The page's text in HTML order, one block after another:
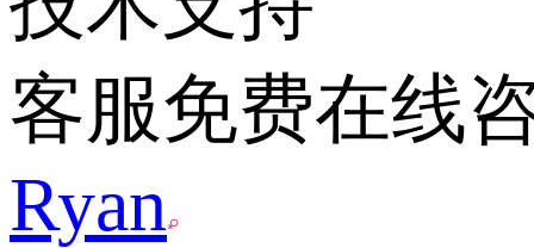
客服免费在线
Ryan